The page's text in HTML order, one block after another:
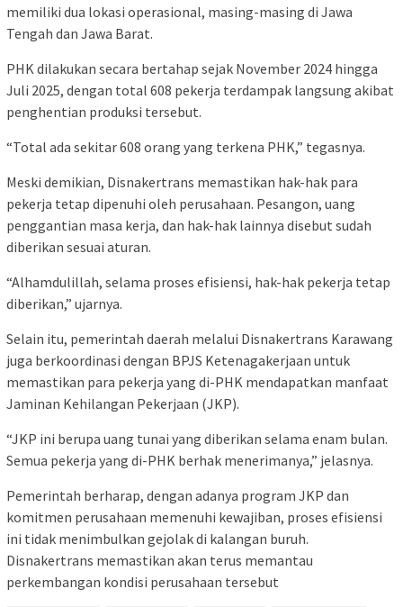
memiliki dua lokasi operasional, masing-masing di Jawa
Tengah dan Jawa Barat.
PHK dilakukan secara bertahap sejak November 2024 hingga
Juli 2025, dengan total 608 pekerja terdampak langsung akibat
penghentian produksi tersebut.
“Total ada sekitar 608 orang yang terkena PHK,” tegasnya.
Meski demikian, Disnakertrans memastikan hak-hak para
pekerja tetap dipenuhi oleh perusahaan. Pesangon, uang
penggantian masa kerja, dan hak-hak lainnya disebut sudah
diberikan sesuai aturan.
“Alhamdulillah, selama proses efisiensi, hak-hak pekerja tetap
diberikan,” ujarnya.
Selain itu, pemerintah daerah melalui Disnakertrans Karawang
juga berkoordinasi dengan BPJS Ketenagakerjaan untuk
memastikan para pekerja yang di-PHK mendapatkan manfaat
Jaminan Kehilangan Pekerjaan (JKP).
“JKP ini berupa uang tunai yang diberikan selama enam bulan.
Semua pekerja yang di-PHK berhak menerimanya,” jelasnya.
Pemerintah berharap, dengan adanya program JKP dan
komitmen perusahaan memenuhi kewajiban, proses efisiensi
ini tidak menimbulkan gejolak di kalangan buruh.
Disnakertrans memastikan akan terus memantau
perkembangan kondisi perusahaan tersebut